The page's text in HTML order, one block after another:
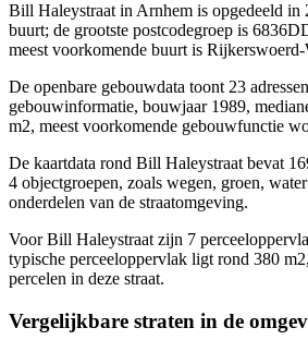
Bill Haleystraat in Arnhem is opgedeeld in
buurt; de grootste postcodegroep is
meest voorkomende buurt is Rijkerswoerd-
De openbare gebouwdata toont 23
gebouwinformatie, bouwjaar 1989,
m2, meest voorkomende gebouwfunctie
De kaartdata rond Bill Haleystraat bevat
4 objectgroepen, zoals wegen, groen,
onderdelen van de straatomgeving.
Voor Bill Haleystraat zijn 7
typische perceeloppervlak ligt rond 380
percelen in deze straat.
Vergelijkbare straten in de